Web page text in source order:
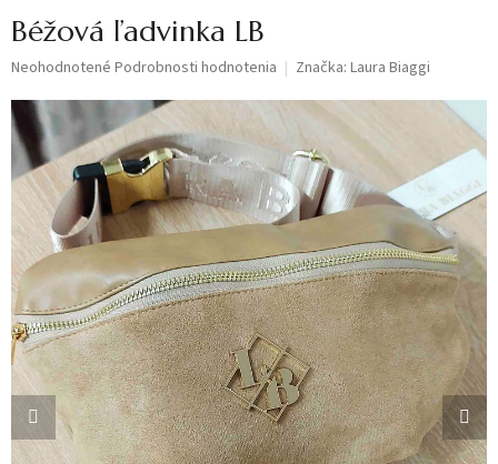
Béžová ľadvinka LB
Priemerné
produktu
je
0,0
z
hviezdičiek.
Neohodnotené Podrobnosti hodnotenia Značka: Laura Biaggi